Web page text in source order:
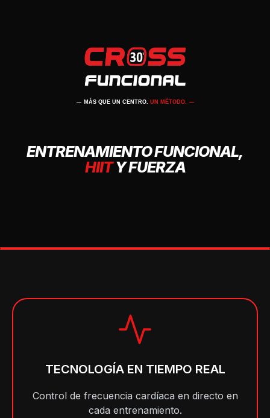
MÁS QUE UN CENTRO. UN MÉTODO.
ENTRENAMIENTO FUNCIONAL,
HIITY FUERZA
TECNOLOGÍA EN TIEMPO REAL
Control de frecuencia cardíaca en directo en
cada entrenamiento.